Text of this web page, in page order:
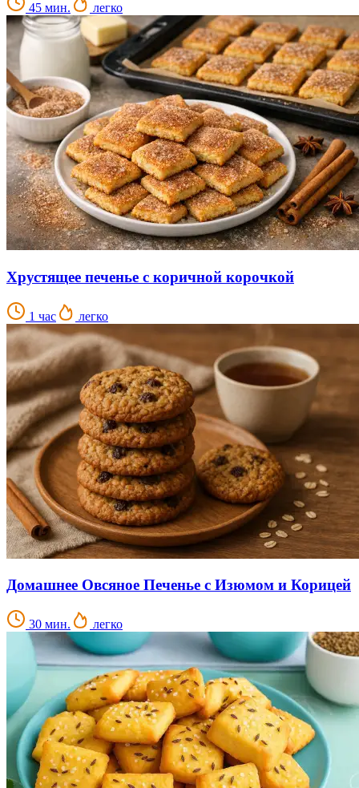
45 мин. легко
Хрустящее печенье с коричной корочкой
1 час легко
Домашнее Овсяное Печенье с Изюмом и Корицей
30 мин. легко